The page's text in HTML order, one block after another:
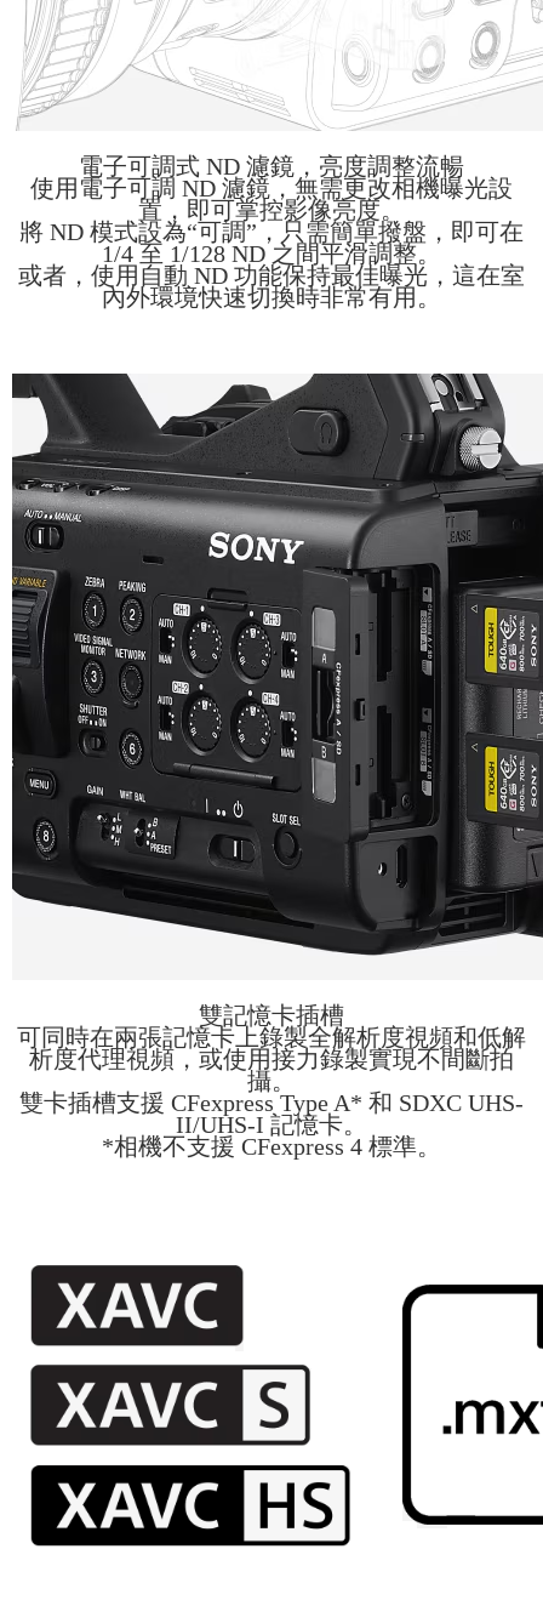
電子可調式 ND 濾鏡，亮度調整流暢
使用電子可調 ND 濾鏡，無需更改相機曝光設
置，即可掌控影像亮度。
將 ND 模式設為“可調”，只需簡單撥盤，即可在
1/4 至 1/128 ND 之間平滑調整。
或者，使用自動 ND 功能保持最佳曝光，這在室
內外環境快速切換時非常有用。
雙記憶卡插槽
可同時在兩張記憶卡上錄製全解析度視頻和低解
析度代理視頻，或使用接力錄製實現不間斷拍​​
攝。
雙卡插槽支援 CFexpress Type A* 和 SDXC UHS-
II/UHS-I 記憶卡。
*相機不支援 CFexpress 4 標準。